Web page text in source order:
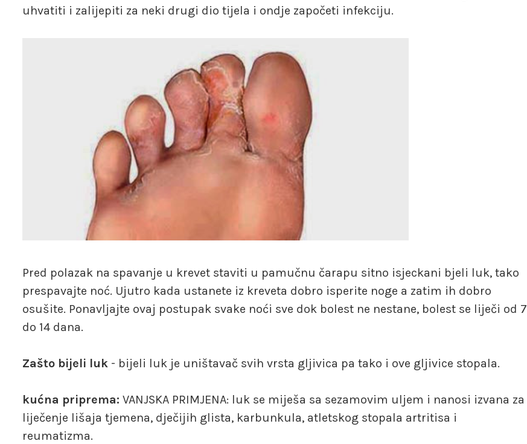
uhvatiti i zalijepiti za neki drugi dio tijela i ondje započeti infekciju.
Pred polazak na spavanje u krevet staviti u pamučnu čarapu sitno isjeckani bjeli luk, tako
prespavajte noć. Ujutro kada ustanete iz kreveta dobro isperite noge a zatim ih dobro
osušite. Ponavljajte ovaj postupak svake noći sve dok bolest ne nestane, bolest se liječi od 7
do 14 dana.
Zašto bijeli luk - bijeli luk je uništavač svih vrsta gljivica pa tako i ove gljivice stopala.
kućna priprema: VANJSKA PRIMJENA: luk se miješa sa sezamovim uljem i nanosi izvana za
liječenje lišaja tjemena, dječijih glista, karbunkula, atletskog stopala artritisa i
reumatizma.